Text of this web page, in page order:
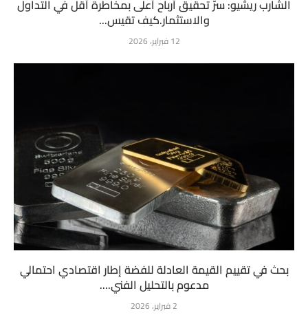
الشارب ريشيو: سرّ تحقيق أرباح أعلى بمخاطرة أقل في التداول
والاستثمار.كيف تقيس...
12 فبراير، 2026
بحث في تقييم القيمة العادلة للفضة إطار اقتصادي احتمالي
مدعوم بالتحليل الفني....
2 فبراير، 2026